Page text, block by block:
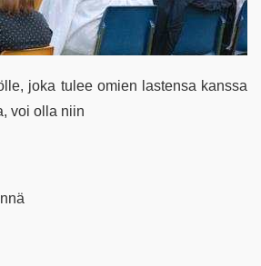
joka tulee omien lastensa kanssa
voi olla niin